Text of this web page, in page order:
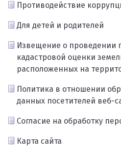
Противодействие
Для детей и родителей
Извещение о проведении
кадастровой оценки
расположенных на
Политика в отношении
данных посетителей веб-
Согласие на обработку
Карта сайта